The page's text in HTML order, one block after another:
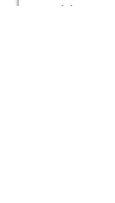
espacial